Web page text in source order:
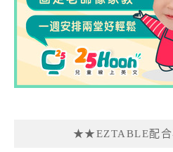
★★EZTABLE配